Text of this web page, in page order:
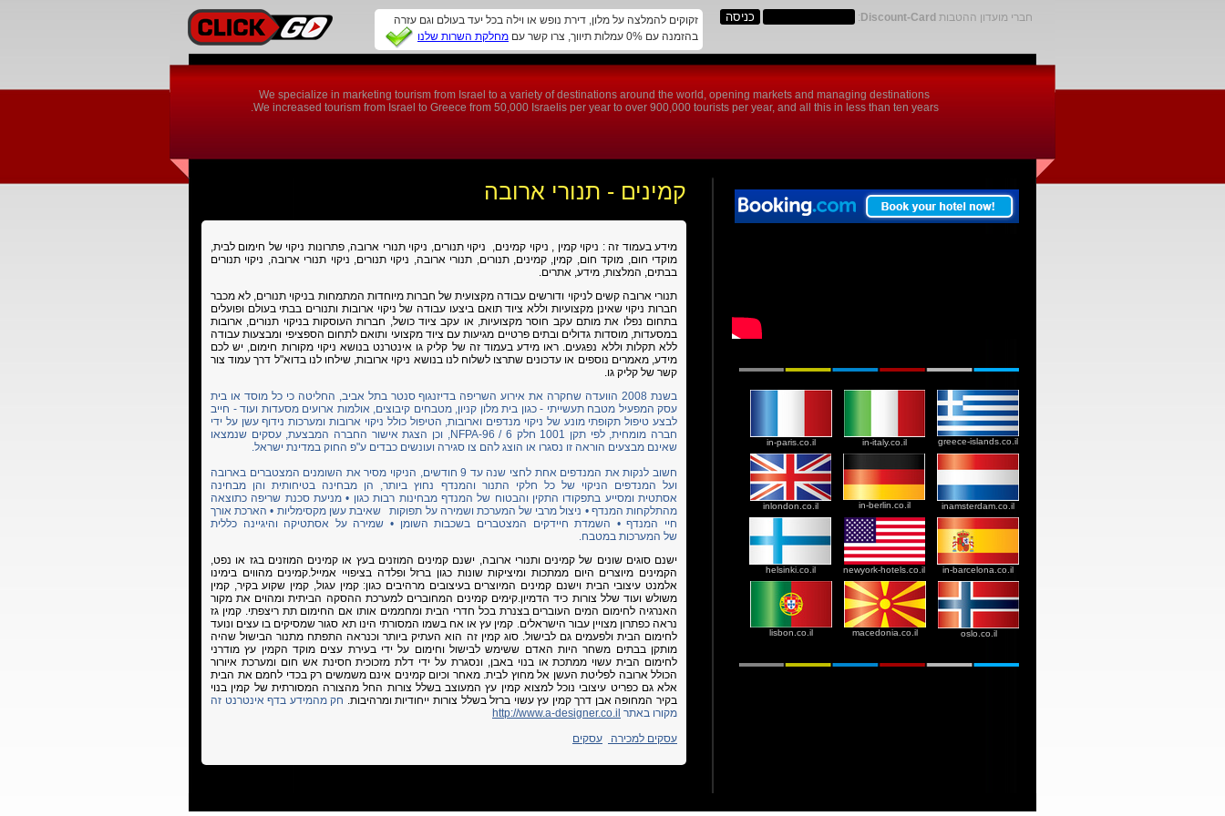
זקוקים להמלצה על מלון, דירת נופש או וילה בכל יעד בעולם וגם עזרה
בהזמנה עם 0% עמלות תיווך, צרו קשר עם
מחלקת השרות שלנו
חברי מועדון ההטבות Discount-Card
:
We specialize in marketing tourism from Israel to a variety of destinations around the world, opening markets and managing destinations
We increased tourism from Israel to Greece from 50,000 Israelis per year to over 900,000 tourists per year, and all this in less than ten years.
greece-islands.co.il
in-italy.co.il
in-paris.co.il
inamsterdam.co.il
in-berlin.co.il
inlondon.co.il
in-barcelona.co.il
newyork-hotels.co.il
helsinki.co.il
oslo.co.il
macedonia.co.il
lisbon.co.il
קמינים - תנורי ארובה
מידע בעמוד זה : ניקוי קמין , ניקוי קמינים, ניקוי תנורים, ניקוי תנורי ארובה, פתרונות ניקוי של חימום לבית,
מוקדי חום, מוקד חום, קמין, קמינים, תנורים, תנורי ארובה, ניקוי תנורים, ניקוי תנורי ארובה, ניקוי תנורים
בבתים, המלצות, מידע, אתרים.
תנורי ארובה קשים לניקוי ודורשים עבודה מקצועית של חברות מיוחדות המתמחות בניקוי תנורים, לא מכבר
חברות ניקוי שאינן מקצועיות וללא ציוד תואם ביצעו עבודה של ניקוי ארובות ותנורים בבתי בעולם ופועלים
בתחום נפלו את מותם עקב חוסר מקצועיות, או עקב ציוד כושל, חברות העוסקות בניקוי תנורים, ארובות
במסעדות, מוסדות גדולים ובתים פרטיים מגיעות עם ציוד מקצועי ותואם לתחום הספציפי ומבצעות עבודה
ללא תקלות וללא נפגעים. ראו מידע בעמוד זה של קליק גו אינטרנט בנושא ניקוי מקורות חימום, יש לכם
מידע, מאמרים נוספים או עדכונים שתרצו לשלוח לנו בנושא ניקוי ארובות, שילחו לנו בדוא"ל דרך עמוד צור
קשר של קליק גו.
בשנת 2008 הוועדה שחקרה את אירוע השריפה בדיזנגוף סנטר בתל אביב, החליטה כי כל מוסד או בית
עסק המפעיל מטבח תעשייתי - כגון בית מלון קניון, מטבחים קיבוצים, אולמות ארועים מסעדות ועוד - חייב
לבצע טיפול תקופתי מונע של ניקוי מנדפים וארובות, הטיפול כולל ניקוי ארובות ומערכות נידוף עשן על ידי
חברה מומחית, לפי תקן 1001 חלק 6 / NFPA-96, וכן הצגת אישור החברה המבצעת, עסקים שנמצאו
שאינם מבצעים הוראה זו נסגרו או הוצג להם צו סגירה ועונשים כבדים ע"פ החוק במדינת ישראל.
חשוב לנקות את המנדפים אחת לחצי שנה עד 9 חודשים, הניקוי מסיר את השומנים המצטברים בארובה
ועל המנדפים הניקוי של כל חלקי התנור והמנדף נחוץ ביותר, הן מבחינה בטיחותית והן מבחינה
אסתטית ומסייע בתפקודו התקין והבטוח של המנדף מבחינות רבות כגון • מניעת סכנת שריפה כתוצאה
מהתלקחות המנדף • ניצול מרבי של המערכת ושמירה על תפוקות שאיבת עשן מקסימליות • הארכת אורך
חיי המנדף • השמדת חיידקים המצטברים בשכבות השומן • שמירה על אסתטיקה והיגיינה כללית
של המערכות במטבח.
ישנם סוגים שונים של קמינים ותנורי ארובה, ישנם קמינים המוזנים בעץ או קמינים המוזנים בגז או נפט,
הקמינים מיוצרים היום ממתכות ומיציקות שונות כגון ברזל ופלדה בציפויי אמייל. קמינים מהווים בימינו
אלמנט עיצובי הבית וישנם קמינים המיוצרים בעיצובים מרהיבים כגון: קמין עגול, קמין שקוע בקיר, קמין
משולש ועוד שלל צורות כיד הדמיון.קימים קמינים המחוברים למערכת ההסקה הביתית ומהוים את מקור
האנרגיה לחימום המים העוברים בצנרת בכל חדרי הבית ומחממים אותו אם החימום תת ריצפתי.קמין גז
נראה כפתרון מצויין עבור הישראלים. קמין עץ או אח בשמו המסורתי הינו תא סגור שמסיקים בו עצים ונועד
לחימום הבית ולפעמים גם לבישול. סוג קמין זה הוא העתיק ביותר וכנראה התפתח מתנור הבישול שהיה
מותקן בבתים משחר היות האדם ששימש לבישול וחימום על ידי בעירת עצים מוקד הקמין עץ מודרני
לחימום הבית עשוי ממתכת או בנוי באבן, ונסגרת על ידי דלת מזכוכית חסינת אש חום ומערכת איורור
הכולל ארובה לפליטת העשן אל מחוץ לבית. מאחר וכיום קמינים אינם משמשים רק בכדי לחמם את הבית
אלא גם כפריט עיצובי נוכל למצוא קמין עץ המעוצב בשלל צורות החל מהצורה המסורתית של קמין בנוי
בקיר המחופה אבן דרך קמין עץ עשוי ברזל בשלל צורות ייחודיות ומרהיבות. חק מהמידע בדף אינטרנט זה
מקורו באתר http://www.a-designer.co.il
עסקים למכירה
עסקים